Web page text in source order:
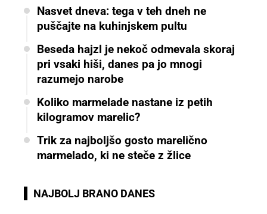
Nasvet dneva: tega v teh dneh ne
puščajte na kuhinjskem pultu
Beseda hajzl je nekoč odmevala skoraj
pri vsaki hiši, danes pa jo mnogi
razumejo narobe
Koliko marmelade nastane iz petih
kilogramov marelic?
Trik za najboljšo gosto marelično
marmelado, ki ne steče z žlice
NAJBOLJ BRANO DANES